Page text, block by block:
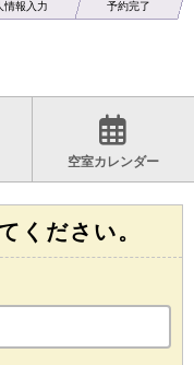
情報入力 予約完了
空室カレンダー
ください。